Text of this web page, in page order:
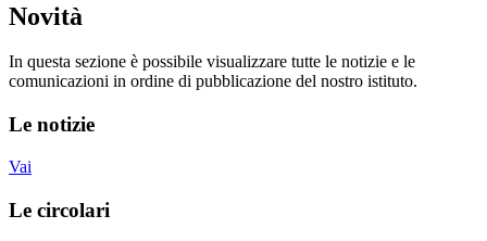
Novità
In questa sezione è possibile visualizzare tutte le notizie e le
comunicazioni in ordine di pubblicazione del nostro istituto.
Le notizie
Vai
Le circolari